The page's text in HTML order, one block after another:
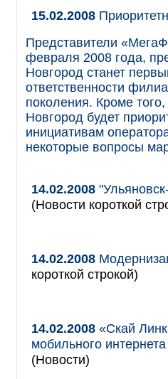
15.02.2008
Представители
февраля 2008 года,
Новгород станет
ответственности
поколения. Кроме
Новгород будет
инициативам
некоторые вопросы
14.02.2008
(Новости короткой
14.02.2008
короткой строкой)
14.02.2008 «Скай
мобильного
(Новости)